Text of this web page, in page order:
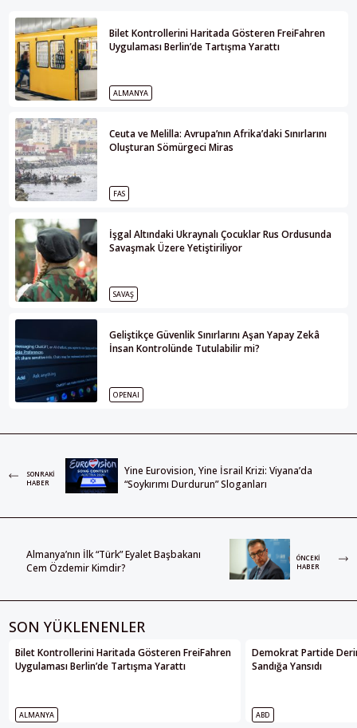
Bilet Kontrollerini Haritada Gösteren FreiFahren
Uygulaması Berlin’de Tartışma Yarattı
ALMANYA
Ceuta ve Melilla: Avrupa’nın Afrika’daki Sınırlarını
Oluşturan Sömürgeci Miras
FAS
İşgal Altındaki Ukraynalı Çocuklar Rus Ordusunda
Savaşmak Üzere Yetiştiriliyor
SAVAŞ
Geliştikçe Güvenlik Sınırlarını Aşan Yapay Zekâ
İnsan Kontrolünde Tutulabilir mi?
OPENAI
SONRAKI
HABER
Yine Eurovision, Yine İsrail Krizi: Viyana’da
“Soykırımı Durdurun” Sloganları
Almanya’nın İlk “Türk” Eyalet Başbakanı
Cem Özdemir Kimdir?
ÖNCEKI
HABER
SON YÜKLENENLER
Bilet Kontrollerini Haritada Gösteren FreiFahren
Uygulaması Berlin’de Tartışma Yarattı
ALMANYA
Demokrat Partide
Sandığa Yansıdı
ABD